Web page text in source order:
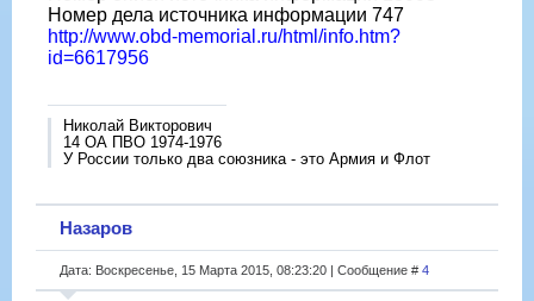
Номер дела источника информации 747
http://www.obd-memorial.ru/html/info.htm?
id=6617956
Николай Викторович
14 ОА ПВО 1974-1976
У России только два союзника - это Армия и Флот
Назаров
Дата: Воскресенье, 15 Марта 2015, 08:23:20 | Сообщение # 4